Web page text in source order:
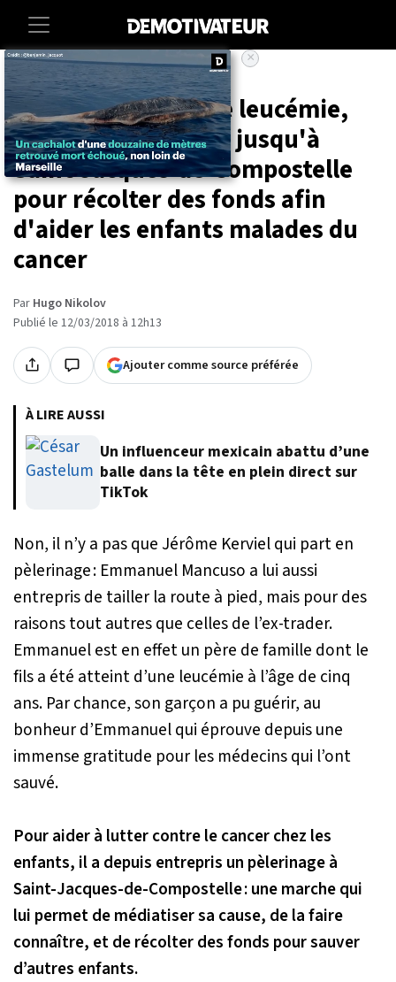
Accueil Societe
Son fils guéri d'une leucémie,
cet homme marche jusqu'à
Saint-Jacques-de-Compostelle
pour récolter des fonds afin
d'aider les enfants malades du
cancer
Par Hugo Nikolov
Publié le 12/03/2018 à 12h13
Ajouter comme source préférée
À LIRE AUSSI
Un influenceur mexicain abattu d’une
balle dans la tête en plein direct sur
TikTok
Non, il n’y a pas que Jérôme Kerviel qui part en
pèlerinage : Emmanuel Mancuso a lui aussi
entrepris de tailler la route à pied, mais pour des
raisons tout autres que celles de l’ex-trader.
Emmanuel est en effet un père de famille dont le
fils a été atteint d’une leucémie à l’âge de cinq
ans. Par chance, son garçon a pu guérir, au
bonheur d’Emmanuel qui éprouve depuis une
immense gratitude pour les médecins qui l’ont
sauvé.
Pour aider à lutter contre le cancer chez les
enfants, il a depuis entrepris un pèlerinage à
Saint-Jacques-de-Compostelle : une marche qui
lui permet de médiatiser sa cause, de la faire
connaître, et de récolter des fonds pour sauver
d’autres enfants.
×